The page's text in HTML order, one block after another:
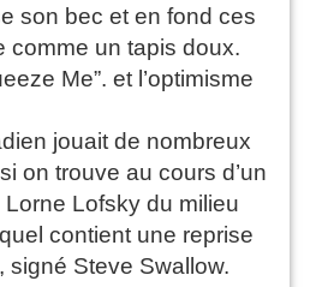
son bec et en fond ces
comme un tapis doux.
Me”. et l’optimisme
jouait de nombreux
on trouve au cours d’un
Lofsky du milieu
contient une reprise
signé Steve Swallow.